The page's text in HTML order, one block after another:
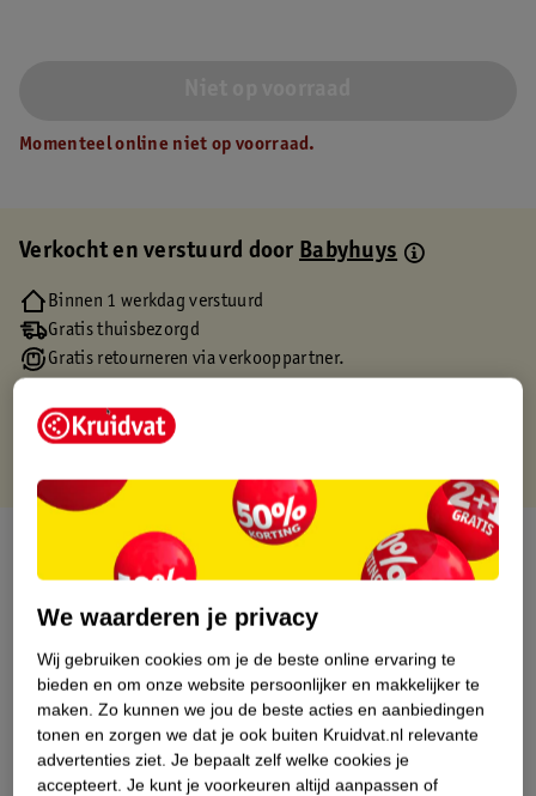
Momenteel online niet op voorraad.
Verkocht en verstuurd doorBabyhuys
Binnen 1 werkdag verstuurd
Gratis thuisbezorgd
Gratis retourneren via verkooppartner.
Over dit product
Nature Impact Score
Dit product heeft (nog) geen Nature
Impact Score.
Meer informatie
We waarderen je privacy
Wij gebruiken cookies om je de beste online ervaring te
bieden en om onze website persoonlijker en makkelijker te
maken. Zo kunnen we jou de beste acties en aanbiedingen
tonen en zorgen we dat je ook buiten Kruidvat.nl relevante
advertenties ziet. Je bepaalt zelf welke cookies je
accepteert. Je kunt je voorkeuren altijd aanpassen of